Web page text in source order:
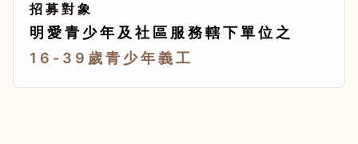
招募對象
明愛青少年及社區服務轄下單位之
16-39歲青少年義工